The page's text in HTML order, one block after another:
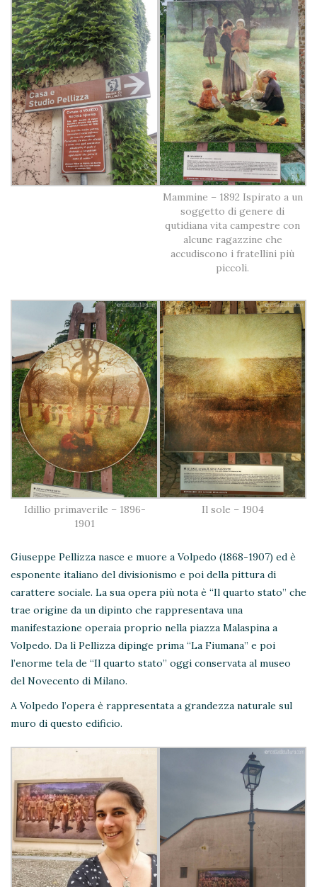
Mammine – 1892 Ispirato a un
soggetto di genere di
qutidiana vita campestre con
alcune ragazzine che
accudiscono i fratellini più
piccoli.
Idillio primaverile – 1896-
1901
Il sole – 1904
Giuseppe Pellizza nasce e muore a Volpedo (1868-1907) ed è
esponente italiano del divisionismo e poi della pittura di
carattere sociale. La sua opera più nota è “Il quarto stato” che
trae origine da un dipinto che rappresentava una
manifestazione operaia proprio nella piazza Malaspina a
Volpedo. Da lì Pellizza dipinge prima “La Fiumana” e poi
l’enorme tela de “Il quarto stato” oggi conservata al museo
del Novecento di Milano.
A Volpedo l’opera è rappresentata a grandezza naturale sul
muro di questo edificio.